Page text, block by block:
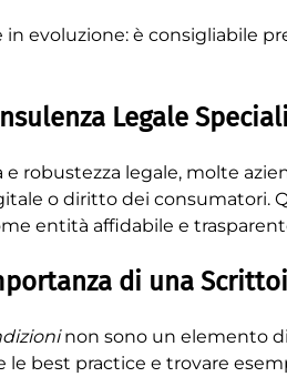
in evoluzione: è consigliabile
Legale
robustezza legale, molte
o diritto dei consumatori.
entità affidabile e
di una
non sono un elemento
le best practice e trovare